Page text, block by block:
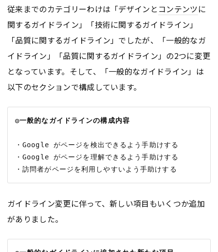
従来までのカテゴリーわけは「デザインと コンテンツに
関するガイドライン」「技術に関するガイドライン」
「品質に関するガイドライン」でしたが、「一般的なガ
イドライン」「品質に関するガイドライン」の2つに変更
となっています。そして、「一般的なガイドライン」は
以下のセクションで構成しています。
◎一般的なガイドラインの構成内容
・Google がページを検出できるよう手助けする
・Google がページを理解できるよう手助けする
ガイドライン変更に伴って、新しい項目もいくつか追加
がありました。